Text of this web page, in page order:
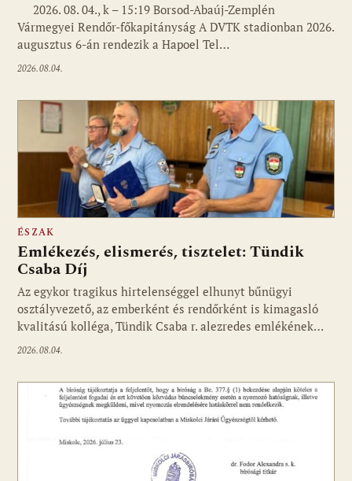
2026. 08. 04., k – 15:19 Borsod-Abaúj-Zemplén
Vármegyei Rendőr-főkapitányság A DVTK stadionban 2026.
augusztus 6-án rendezik a Hapoel Tel…
2026.08.04.
ÉSZAK
Emlékezés, elismerés, tisztelet: Tündik
Csaba Díj
Az egykor tragikus hirtelenséggel elhunyt bűnügyi
osztályvezető, az emberként és rendőrként is kimagasló
kvalitású kolléga, Tündik Csaba r. alezredes emlékének…
2026.08.04.